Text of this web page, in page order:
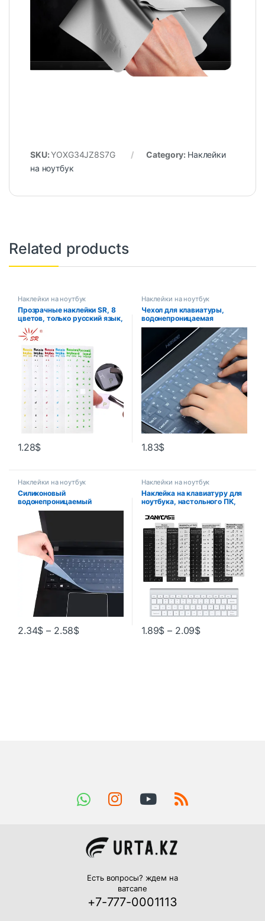
SKU:YOXG34JZ8S7G Category: Наклейки
на ноутбук
Related products
Наклейки на ноутбук
Прозрачные наклейки SR, 8
цветов, только русский язык,
прозрачная накладка на
клавиатуру с буквами и
скинами для ноутбука,
аксессуары
1.28$
Наклейки на ноутбук
Чехол для клавиатуры,
водонепроницаемая
защитная пленка для
клавиатуры ноутбука 15,
ноутбук 15,6 17 14, чехол для
клавиатуры ноутбука,
пылезащитная пленка,
силикон
1.83$
Наклейки на ноутбук
Силиконовый
водонепроницаемый
пыленепроницаемый чехол
для клавиатуры ноутбука 13
15 17 дюймов
2.34$ – 2.58$
Наклейки на ноутбук
Наклейка на клавиатуру для
ноутбука, настольного ПК,
английский, арабский,
испанский, португальский,
иврит
1.89$ – 2.09$
Есть вопросы? ждем на
ватсапе
+7-777-0001113